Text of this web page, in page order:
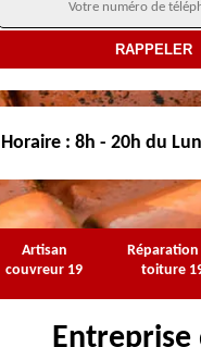
Horaire : 8h - 20h du
Artisan
couvreur 19
Réparation
toiture
Entreprise